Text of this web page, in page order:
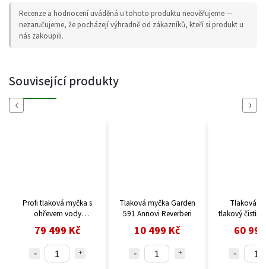
Recenze a hodnocení uváděná u tohoto produktu neověřujeme —
nezaručujeme, že pocházejí výhradně od zákazníků, kteří si produkt u
nás zakoupili.
Související produkty
Previous
Profi tlaková myčka s
ohřevem vody
HeavyPro 7850N Annovi
Reverberi
79 499 Kč
Tlaková myčka Garden
591 Annovi Reverberi
10 499 Kč
Tlaková
tlakový čistič
vody
FASA
60
Next